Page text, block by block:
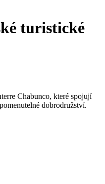
turistické
Chabunco, které spojují
dobrodružství.